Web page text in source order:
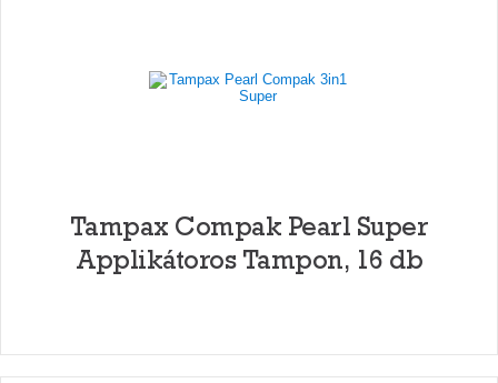
Tampax Compak Pearl Super
Applikátoros Tampon, 16 db